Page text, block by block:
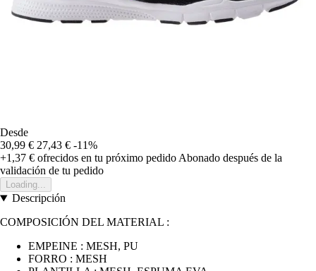
Desde
30,99 € 27,43 € -11%
+1,37 € ofrecidos en tu próximo pedido Abonado después de la
validación de tu pedido
Loading...
Descripción
COMPOSICIÓN DEL MATERIAL :
EMPEINE : MESH, PU
FORRO : MESH